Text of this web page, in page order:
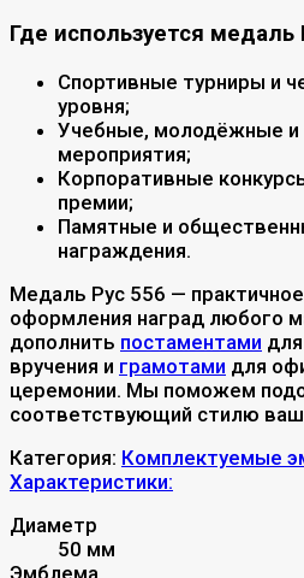
Где используется медаль
Спортивные турниры и
уровня;
Учебные, молодёжные и
мероприятия;
Корпоративные
премии;
Памятные и
награждения.
Медаль Рус 556 —
оформления наград любого
дополнить постаментами
вручения и грамотами для
церемонии. Мы поможем
соответствующий стилю
Категория: Комплектуемые
Характеристики:
Диаметр
50 мм
Эмблема